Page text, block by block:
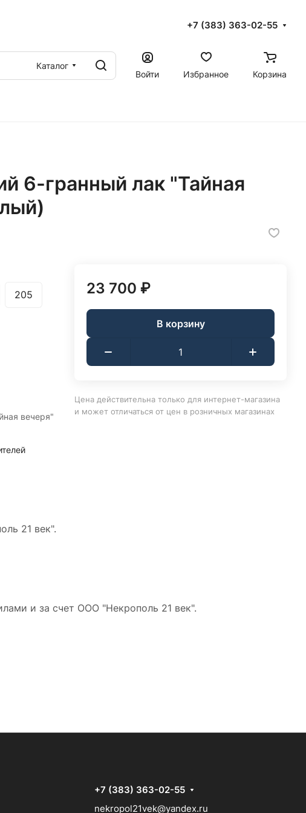
+7 (383) 363-02-55
Каталог
Войти
Избранное Корзина
6-гранный лак "Тайная
205
вечеря"
23 700 ₽
В корзину
Цена действительна только для интернет-магазина
и может отличаться от цен в розничных магазинах
21 век".
и за счет ООО "Некрополь 21 век".
+7 (383) 363-02-55
nekropol21vek@yandex.ru